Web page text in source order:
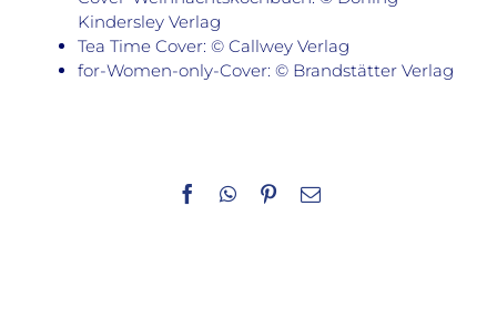
Kindersley Verlag
Tea Time Cover: © Callwey Verlag
for-Women-only-Cover: © Brandstätter Verlag
Facebook
WhatsApp
Pinterest
E-